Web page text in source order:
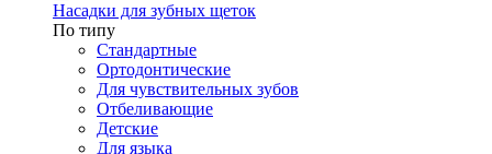
Насадки для зубных щеток
По типу
Стандартные
Ортодонтические
Для чувствительных зубов
Отбеливающие
Детские
Для языка